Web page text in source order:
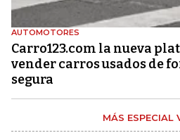
AUTOMOTORES
Carro123.com la nueva
vender carros usados de
segura
MÁS ESPECIAL